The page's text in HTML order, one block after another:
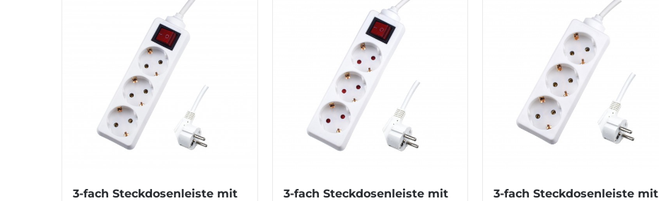
3-fach Steckdosenleiste mit
3-fach Steckdosenleiste mit
3-fach Steckdosenleiste mit